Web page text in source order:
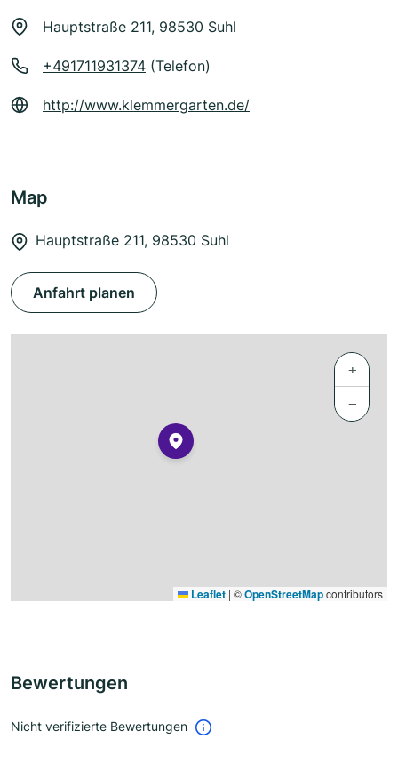
Hauptstraße 211, 98530 Suhl
+491711931374 (Telefon)
http://www.klemmergarten.de/
Map
Hauptstraße 211, 98530 Suhl
Anfahrt planen
+
−
Leaflet | ©OpenStreetMapcontributors
Bewertungen
Nicht verifizierte Bewertungen